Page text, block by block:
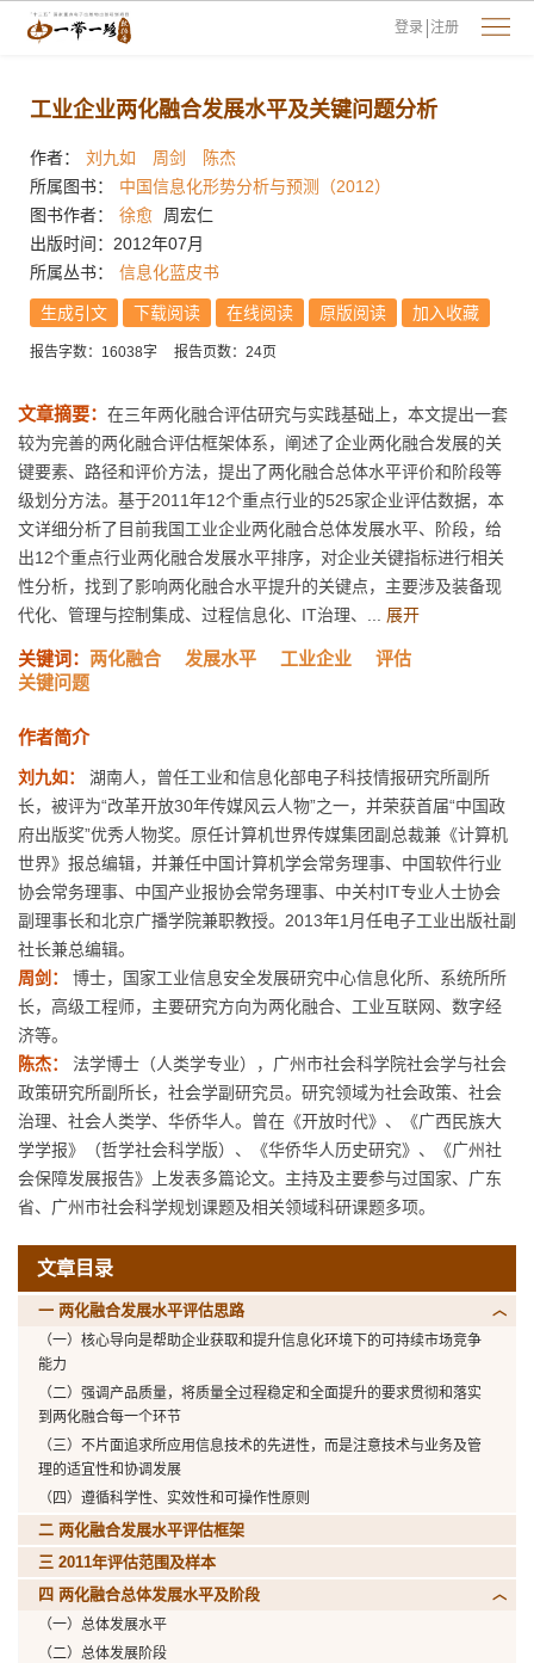
登录 注册
工业企业两化融合发展水平及关键问题分析
作者： 刘九如 周剑
陈杰
所属图书：
中国信息化形势分析与预测（2012）
图书作者：
徐愈
周宏仁
出版时间：2012年07月
所属丛书：
信息化蓝皮书
生成引文 下载阅读 在线阅读 原版阅读 加入收藏
报告字数：16038字 报告页数：24页
文章摘要： 在三年两化融合评估研究与实践基础上，本文提出一套
较为完善的两化融合评估框架体系，阐述了企业两化融合发展的关
键要素、路径和评价方法，提出了两化融合总体水平评价和阶段等
级划分方法。基于2011年12个重点行业的525家企业评估数据，本
文详细分析了目前我国工业企业两化融合总体发展水平、阶段，给
出12个重点行业两化融合发展水平排序，对企业关键指标进行相关
性分析，找到了影响两化融合水平提升的关键点，主要涉及装备现
代化、管理与控制集成、过程信息化、IT治理、... 展开
关键词： 两化融合 发展水平 工业企业
评估
关键问题
作者简介
刘九如：
湖南人，曾任工业和信息化部电子科技情报研究所副所
长，被评为“改革开放30年传媒风云人物”之一，并荣获首届“中国政
府出版奖”优秀人物奖。原任计算机世界传媒集团副总裁兼《计算机
世界》报总编辑，并兼任中国计算机学会常务理事、中国软件行业
协会常务理事、中国产业报协会常务理事、中关村IT专业人士协会
副理事长和北京广播学院兼职教授。2013年1月任电子工业出版社副
社长兼总编辑。
周剑：
博士，国家工业信息安全发展研究中心信息化所、系统所所
长，高级工程师，主要研究方向为两化融合、工业互联网、数字经
济等。
陈杰：
法学博士（人类学专业），广州市社会科学院社会学与社会
政策研究所副所长，社会学副研究员。研究领域为社会政策、社会
治理、社会人类学、华侨华人。曾在《开放时代》、《广西民族大
学学报》（哲学社会科学版）、《华侨华人历史研究》、《广州社
会保障发展报告》上发表多篇论文。主持及主要参与过国家、广东
省、广州市社会科学规划课题及相关领域科研课题多项。
文章目录
一 两化融合发展水平评估思路
（一）核心导向是帮助企业获取和提升信息化环境下的可持续市场竞争
能力
（二）强调产品质量，将质量全过程稳定和全面提升的要求贯彻和落实
到两化融合每一个环节
（三）不片面追求所应用信息技术的先进性，而是注意技术与业务及管
理的适宜性和协调发展
（四）遵循科学性、实效性和可操作性原则
二 两化融合发展水平评估框架
三 2011年评估范围及样本
四 两化融合总体发展水平及阶段
（一）总体发展水平
（二）总体发展阶段